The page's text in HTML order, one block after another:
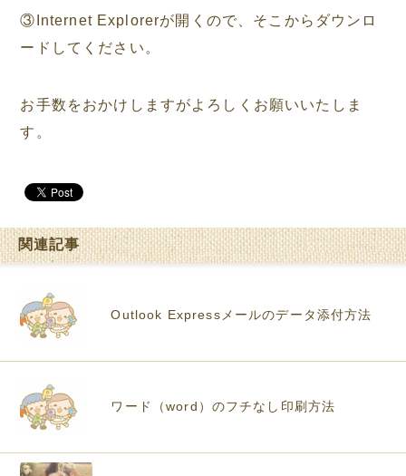
③Internet Explorerが開くので、そこからダウンロ
ードしてください。
お手数をおかけしますがよろしくお願いいたしま
す。
関連記事
Outlook Expressメールのデータ添付方法
ワード（word）のフチなし印刷方法